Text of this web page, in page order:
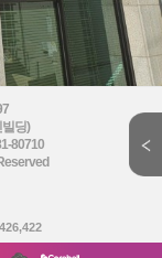
딩)
80710
426,422